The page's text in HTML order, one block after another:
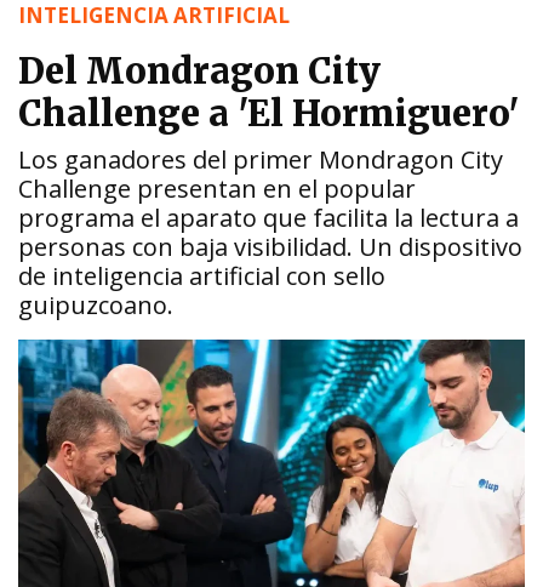
INTELIGENCIA ARTIFICIAL
Del Mondragon City
Challenge a 'El Hormiguero'
Los ganadores del primer Mondragon City
Challenge presentan en el popular
programa el aparato que facilita la lectura a
personas con baja visibilidad. Un dispositivo
de inteligencia artificial con sello
guipuzcoano.